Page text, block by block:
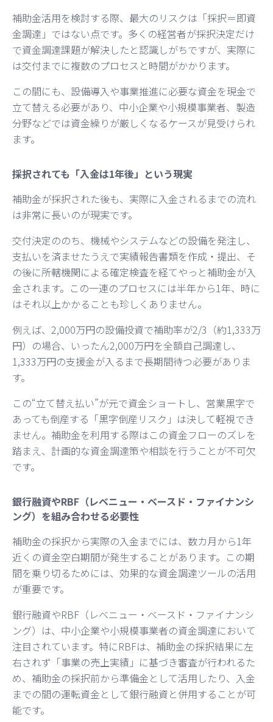
補助金活用を検討する際、最大のリスクは「採択＝即資
金調達」ではない点です。多くの経営者が採択決定だけ
で資金調達課題が解決したと認識しがちですが、実際に
は交付までに複数のプロセスと時間がかかります。
この間にも、設備導入や事業推進に必要な資金を現金で
立て替える必要があり、中小企業や小規模事業者、製造
分野などでは資金繰りが厳しくなるケースが見受けられ
ます。
採択されても「入金は1年後」という現実
補助金が採択された後も、実際に入金されるまでの流れ
は非常に長いのが現実です。
交付決定ののち、機械やシステムなどの設備を発注し、
支払いを済ませたうえで実績報告書類を作成・提出、そ
の後に所轄機関による確定検査を経てやっと補助金が入
金されます。この一連のプロセスには半年から1年、時に
はそれ以上かかることも珍しくありません。
例えば、2,000万円の設備投資で補助率が2/3（約1,333万
円）の場合、いったん2,000万円を全額自己調達し、
1,333万円の支援金が入るまで長期間待つ必要がありま
す。
この“立て替え払い”が元で資金ショートし、営業黒字で
あっても倒産する「黒字倒産リスク」は決して軽視でき
ません。補助金を利用する際はこの資金フローのズレを
踏まえ、計画的な資金調達策や相談を行うことが不可欠
です。
銀行融資やRBF（レベニュー・ベースド・ファイナンシ
ング）を組み合わせる必要性
補助金の採択から実際の入金までには、数カ月から1年
近くの資金空白期間が発生することがあります。この期
間を乗り切るためには、効果的な資金調達ツールの活用
が重要です。
銀行融資やRBF（レベニュー・ベースド・ファイナンシ
ング）は、中小企業や小規模事業者の資金調達において
注目されています。特にRBFは、補助金の採択結果に左
右されず「事業の売上実績」に基づき審査が行われるた
め、補助金の採択前から準備金として活用したり、入金
までの間の運転資金として銀行融資と併用することが可
能です。